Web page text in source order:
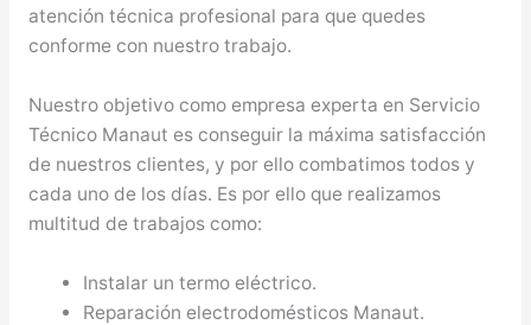
atención técnica profesional para que quedes
conforme con nuestro trabajo.
Nuestro objetivo como empresa experta en Servicio
Técnico Manaut es conseguir la máxima satisfacción
de nuestros clientes, y por ello combatimos todos y
cada uno de los días. Es por ello que realizamos
multitud de trabajos como:
Instalar un termo eléctrico.
Reparación electrodomésticos Manaut.